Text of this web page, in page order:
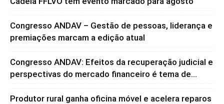
Congresso ANDAV – Gestão de pessoas, liderança e
premiações marcam a edição atual
Congresso ANDAV: Efeitos da recuperação judicial e
perspectivas do mercado financeiro é tema de...
Produtor rural ganha oficina móvel e acelera reparos